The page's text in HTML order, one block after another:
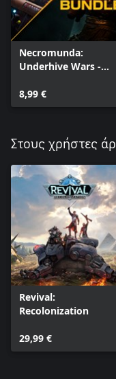
Necromunda:
Underhive Wars -
8,99 €
Στους χρήστες
Revival:
Recolonization
29,99 €